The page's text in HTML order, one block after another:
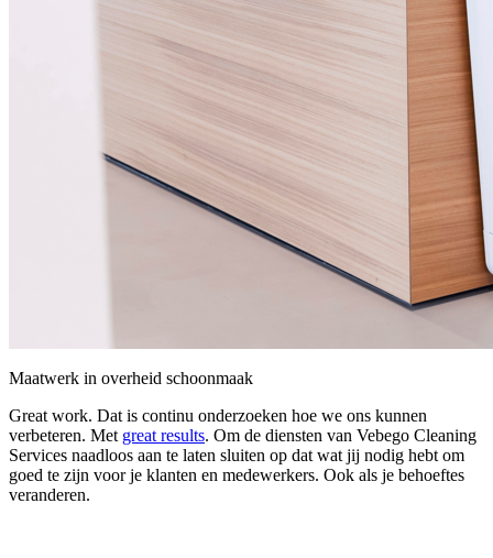
Maatwerk in overheid schoonmaak
Great work. Dat is continu onderzoeken hoe we ons kunnen
verbeteren. Met great results. Om de diensten van Vebego Cleaning
Services naadloos aan te laten sluiten op dat wat jij nodig hebt om
goed te zijn voor je klanten en medewerkers. Ook als je behoeftes
veranderen.